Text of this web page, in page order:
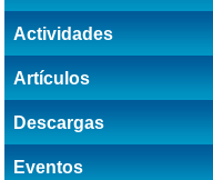
Actividades
Artículos
Descargas
Eventos